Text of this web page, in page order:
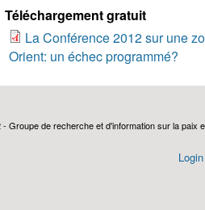
Téléchargement gratuit
La Conférence 2012 sur une
Orient: un échec programmé?
Groupe de recherche et d'information sur la paix
Login